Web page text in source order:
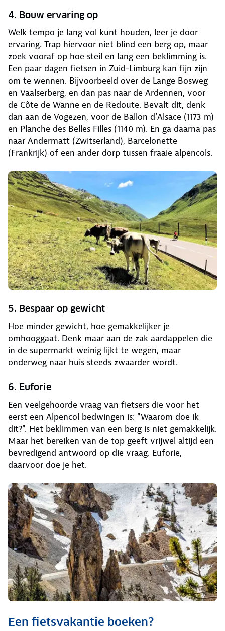
4. Bouw ervaring op
Welk tempo je lang vol kunt houden, leer je door
ervaring. Trap hiervoor niet blind een berg op, maar
zoek vooraf op hoe steil en lang een beklimming is.
Een paar dagen fietsen in Zuid-Limburg kan fijn zijn
om te wennen. Bijvoorbeeld over de Lange Bosweg
en Vaalserberg, en dan pas naar de Ardennen, voor
de Côte de Wanne en de Redoute. Bevalt dit, denk
dan aan de Vogezen, voor de Ballon d’Alsace (1173 m)
en Planche des Belles Filles (1140 m). En ga daarna pas
naar Andermatt (Zwitserland), Barcelonette
(Frankrijk) of een ander dorp tussen fraaie alpencols.
5. Bespaar op gewicht
Hoe minder gewicht, hoe gemakkelijker je
omhooggaat. Denk maar aan de zak aardappelen die
in de supermarkt weinig lijkt te wegen, maar
onderweg naar huis steeds zwaarder wordt.
6. Euforie
Een veelgehoorde vraag van fietsers die voor het
eerst een Alpencol bedwingen is: "Waarom doe ik
dit?". Het beklimmen van een berg is niet gemakkelijk.
Maar het bereiken van de top geeft vrijwel altijd een
bevredigend antwoord op die vraag. Euforie,
daarvoor doe je het.
Een fietsvakantie boeken?